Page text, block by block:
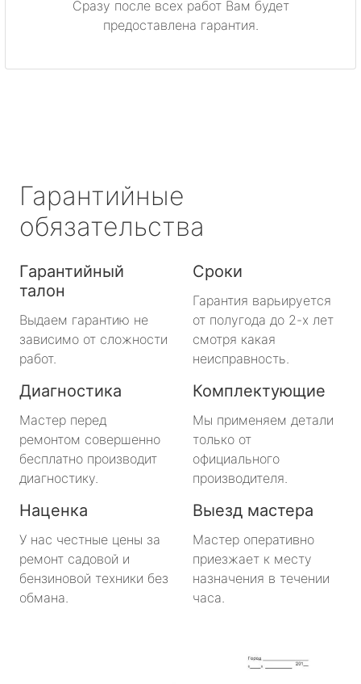
метро Каширская
метро Нагорная
метро Молодежная
метро Преображенская площадь
метро Нахимовский Проспект
метро Коломенская
метро Парк Культуры
метро Пролетарская
Сразу после всех работ Вам будет
предоставлена гарантия.
Гарантийные
обязательства
Гарантийный
талон
Выдаем гарантию не
зависимо от сложности
работ.
Сроки
Гарантия варьируется
от полугода до 2-х лет
смотря какая
неисправность.
Диагностика
Мастер перед
ремонтом совершенно
бесплатно производит
диагностику.
Комплектующие
Мы применяем детали
только от
официального
производителя.
Наценка
У нас честные цены за
ремонт садовой и
бензиновой техники без
обмана.
Выезд мастера
Мастер оперативно
приезжает к месту
назначения в течении
часа.